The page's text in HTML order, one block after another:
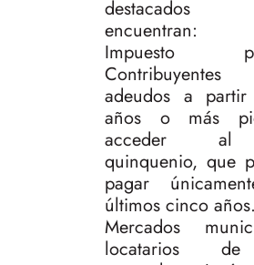
encuentran:
Impuesto
adeudos a
años o más
acceder
quinquenio, que
pagar
últimos cinco años.
Mercados
locatarios